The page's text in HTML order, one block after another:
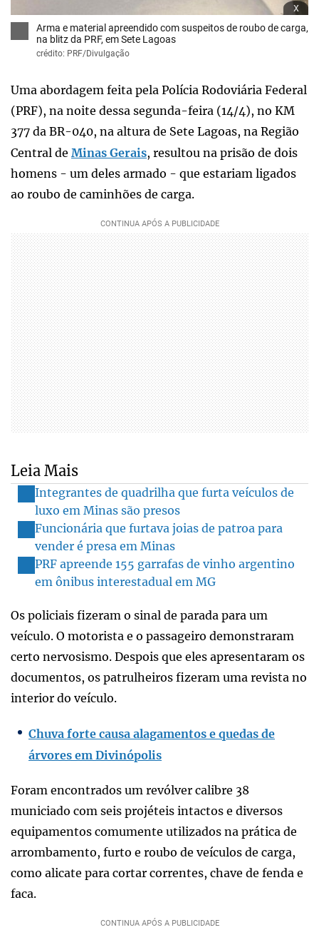
x
Arma e material apreendido com suspeitos de roubo de carga,
na blitz da PRF, em Sete Lagoas
crédito: PRF/Divulgação
Uma abordagem feita pela Polícia Rodoviária Federal
(PRF), na noite dessa segunda-feira (14/4), no KM
377 da BR-040, na altura de Sete Lagoas, na Região
Central de Minas Gerais, resultou na prisão de dois
homens - um deles armado - que estariam ligados
ao roubo de caminhões de carga.
Leia Mais
Integrantes de quadrilha que furta veículos de
luxo em Minas são presos
Funcionária que furtava joias de patroa para
vender é presa em Minas
PRF apreende 155 garrafas de vinho argentino
em ônibus interestadual em MG
Os policiais fizeram o sinal de parada para um
veículo. O motorista e o passageiro demonstraram
certo nervosismo. Despois que eles apresentaram os
documentos, os patrulheiros fizeram uma revista no
interior do veículo.
Chuva forte causa alagamentos e quedas de
árvores em Divinópolis
Foram encontrados um revólver calibre 38
municiado com seis projéteis intactos e diversos
equipamentos comumente utilizados na prática de
arrombamento, furto e roubo de veículos de carga,
como alicate para cortar correntes, chave de fenda e
faca.